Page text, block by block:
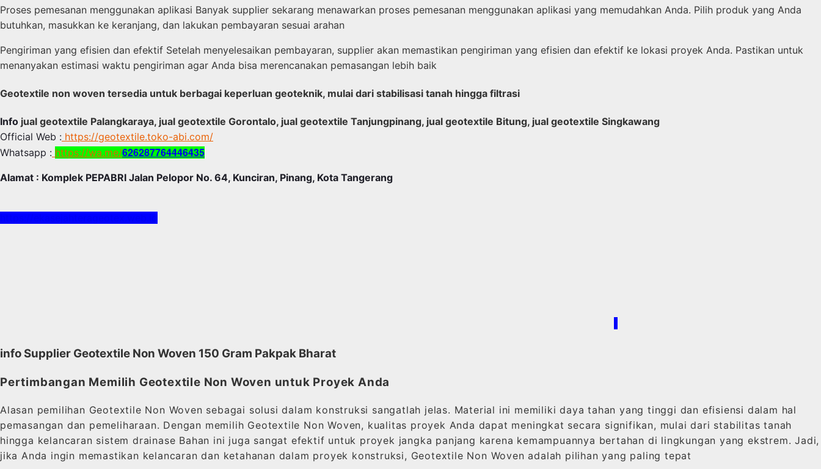
Proses pemesanan menggunakan aplikasi Banyak supplier sekarang menawarkan proses pemesanan menggunakan aplikasi yang memudahkan Anda. Pilih produk yang Anda
butuhkan, masukkan ke keranjang, dan lakukan pembayaran sesuai arahan
Pengiriman yang efisien dan efektif Setelah menyelesaikan pembayaran, supplier akan memastikan pengiriman yang efisien dan efektif ke lokasi proyek Anda. Pastikan untuk
menanyakan estimasi waktu pengiriman agar Anda bisa merencanakan pemasangan lebih baik
Geotextile non woven tersedia untuk berbagai keperluan geoteknik, mulai dari stabilisasi tanah hingga filtrasi
Info jual geotextile Palangkaraya, jual geotextile Gorontalo, jual geotextile Tanjungpinang, jual geotextile Bitung, jual geotextile Singkawang
Official Web : https://geotextile.toko-abi.com/
Whatsapp : https://wa.me/626287764446435
Alamat : Komplek PEPABRI Jalan Pelopor No. 64, Kunciran, Pinang, Kota Tangerang
info Supplier Geotextile Non Woven 150 Gram Pakpak Bharat
Pertimbangan Memilih Geotextile Non Woven untuk Proyek Anda
Alasan pemilihan Geotextile Non Woven sebagai solusi dalam konstruksi sangatlah jelas. Material ini memiliki daya tahan yang tinggi dan efisiensi dalam hal
pemasangan dan pemeliharaan. Dengan memilih Geotextile Non Woven, kualitas proyek Anda dapat meningkat secara signifikan, mulai dari stabilitas tanah
hingga kelancaran sistem drainase Bahan ini juga sangat efektif untuk proyek jangka panjang karena kemampuannya bertahan di lingkungan yang ekstrem. Jadi,
jika Anda ingin memastikan kelancaran dan ketahanan dalam proyek konstruksi, Geotextile Non Woven adalah pilihan yang paling tepat